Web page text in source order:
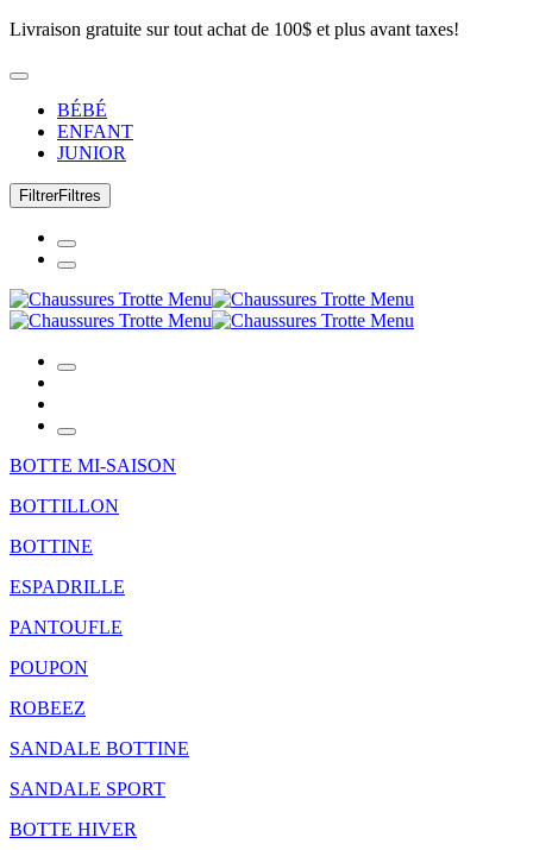
Livraison gratuite sur tout achat de 100$ et plus avant taxes!
BÉBÉ
ENFANT
JUNIOR
FiltrerFiltres
BOTTE MI-SAISON
BOTTILLON
BOTTINE
ESPADRILLE
PANTOUFLE
POUPON
ROBEEZ
SANDALE BOTTINE
SANDALE SPORT
BOTTE HIVER